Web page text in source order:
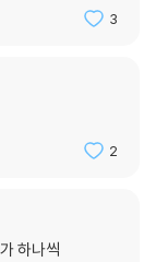
SPLG
3
2
하나씩